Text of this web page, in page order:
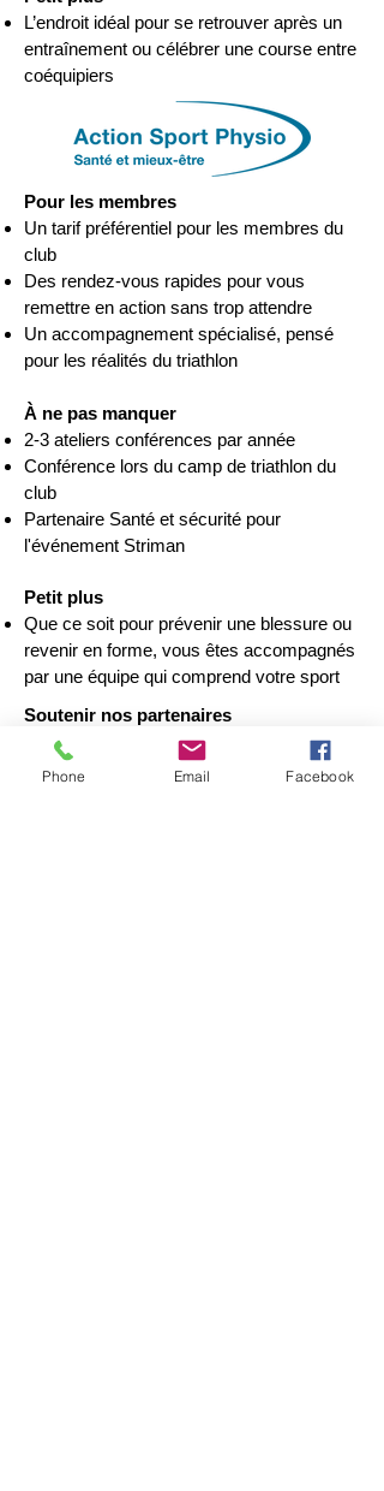
L’endroit idéal pour se retrouver après un
entraînement ou célébrer une course entre
coéquipiers
Pour les membres
Un tarif préférentiel pour les membres du
club
Des rendez-vous rapides pour vous
remettre en action sans trop attendre
Un accompagnement spécialisé, pensé
pour les réalités du triathlon
À ne pas manquer
2-3 ateliers conférences par année
Conférence lors du camp de triathlon du
club
Partenaire Santé et sécurité pour
l'événement Striman
Petit plus
Que ce soit pour prévenir une blessure ou
revenir en forme, vous êtes accompagnés
par une équipe qui comprend votre sport
Soutenir nos partenaires
En plus des rabais offerts aux membres,
nos partenaires contribuent directement au
Phone Email Facebook